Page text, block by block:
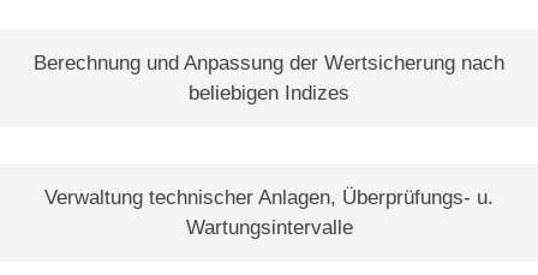
Berechnung und Anpassung der Wertsicherung nach
beliebigen Indizes
Verwaltung technischer Anlagen, Überprüfungs- u.
Wartungsintervalle